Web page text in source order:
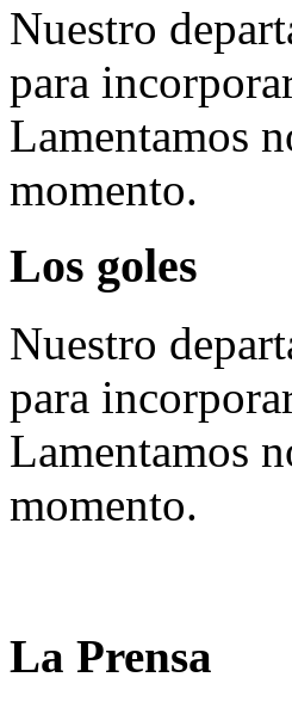
Nuestro
para
Lamentamos
momento.
Los goles
Nuestro
para
Lamentamos
momento.
La Prensa